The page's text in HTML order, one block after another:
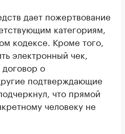
дает пожертвование
категориям,
кодексе. Кроме того,
электронный чек,
о
подтверждающие
что прямой
человеку не